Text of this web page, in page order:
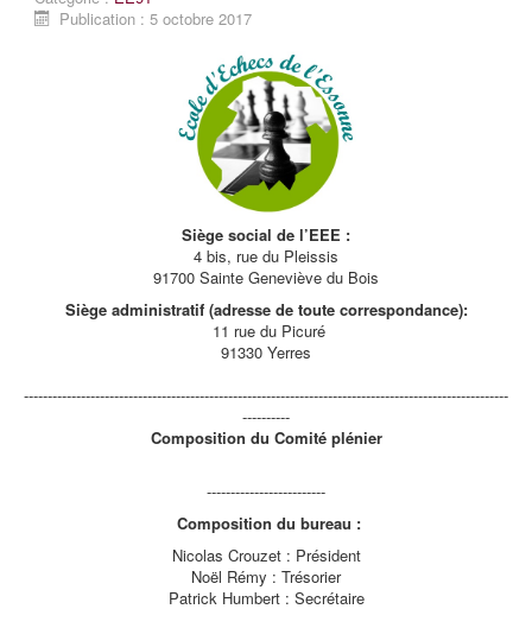
Publication : 5 octobre 2017
Siège social de l’EEE :
4 bis, rue du Pleissis
91700 Sainte Geneviève du Bois
Siège administratif (adresse de toute correspondance):
11 rue du Picuré
91330 Yerres
------------------------------------------------------------------------------------------------------
----------
Composition du Comité plénier
-------------------------
Composition du bureau :
Nicolas Crouzet : Président
Noël Rémy : Trésorier
Patrick Humbert : Secrétaire